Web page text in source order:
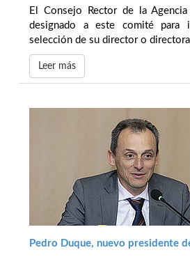
El Consejo Rector de la Agencia
designado a este comité para
selección de su director o
Leer más
Pedro Duque, nuevo presidente